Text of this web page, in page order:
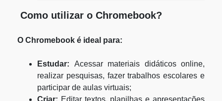
Como utilizar o Chromebook?
O Chromebook é ideal para:
Estudar: Acessar materiais didáticos online,
realizar pesquisas, fazer trabalhos escolares e
participar de aulas virtuais;
Criar: Editar textos, planilhas e apresentações